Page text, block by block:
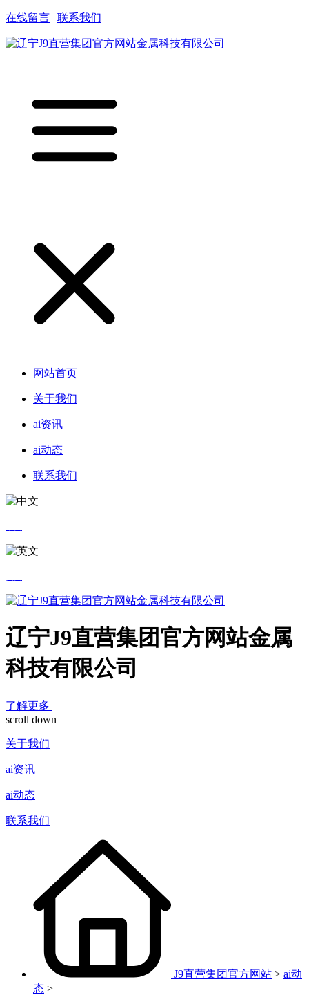
在线留言 联系我们
网站首页
关于我们
ai资讯
ai动态
联系我们
辽宁J9直营集团官方网站金属
科技有限公司
了解更多
scroll down
关于我们
ai资讯
ai动态
联系我们
J9直营集团官方网站 > ai动
态 >